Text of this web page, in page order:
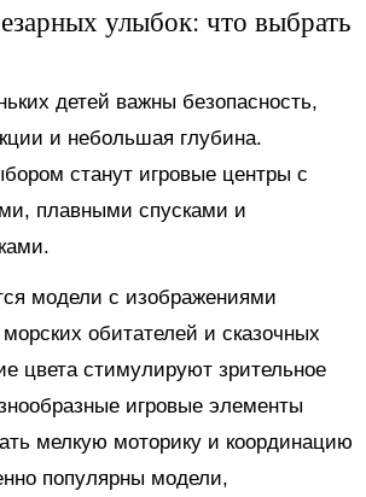
улыбок: что выбрать
детей важны безопасность,
и небольшая глубина.
станут игровые центры с
плавными спусками и
модели с изображениями
обитателей и сказочных
цвета стимулируют зрительное
игровые элементы
мелкую моторику и координацию
популярны модели,